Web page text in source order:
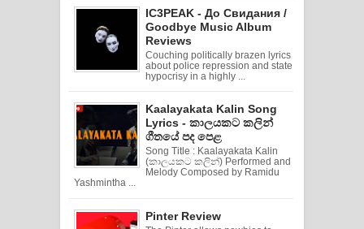
IC3PEAK - До Свидания /
Goodbye Music Album
Reviews
Couching politically brazen lyrics
about police repression and state
hypocrisy in a highly ...
Kaalayakata Kalin Song
Lyrics - කාලයකට කලින්
ගීතයේ පද පෙළ
Song Title : Kaalayakata Kalin
(කාලයකට කලින්) Performed and
Melody Composed by Ramidu
Yashmintha ...
Pinter Review